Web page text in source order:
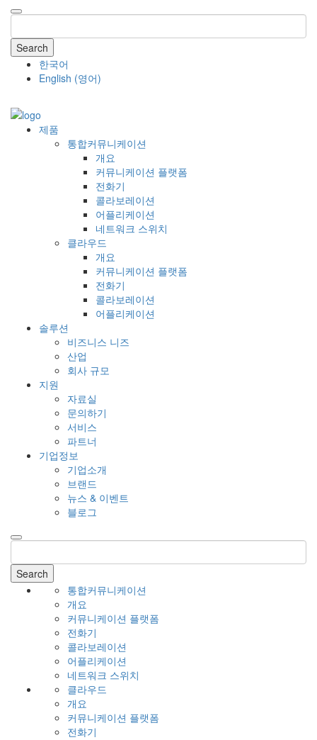
Search
한국어
English (영어)
제품
통합커뮤니케이션
개요
커뮤니케이션 플랫폼
전화기
콜라보레이션
어플리케이션
네트워크 스위치
클라우드
개요
커뮤니케이션 플랫폼
전화기
콜라보레이션
어플리케이션
솔루션
비즈니스 니즈
산업
회사 규모
지원
자료실
문의하기
서비스
파트너
기업정보
기업소개
브랜드
뉴스 & 이벤트
블로그
Search
통합커뮤니케이션
개요
커뮤니케이션 플랫폼
전화기
콜라보레이션
어플리케이션
네트워크 스위치
클라우드
개요
커뮤니케이션 플랫폼
전화기